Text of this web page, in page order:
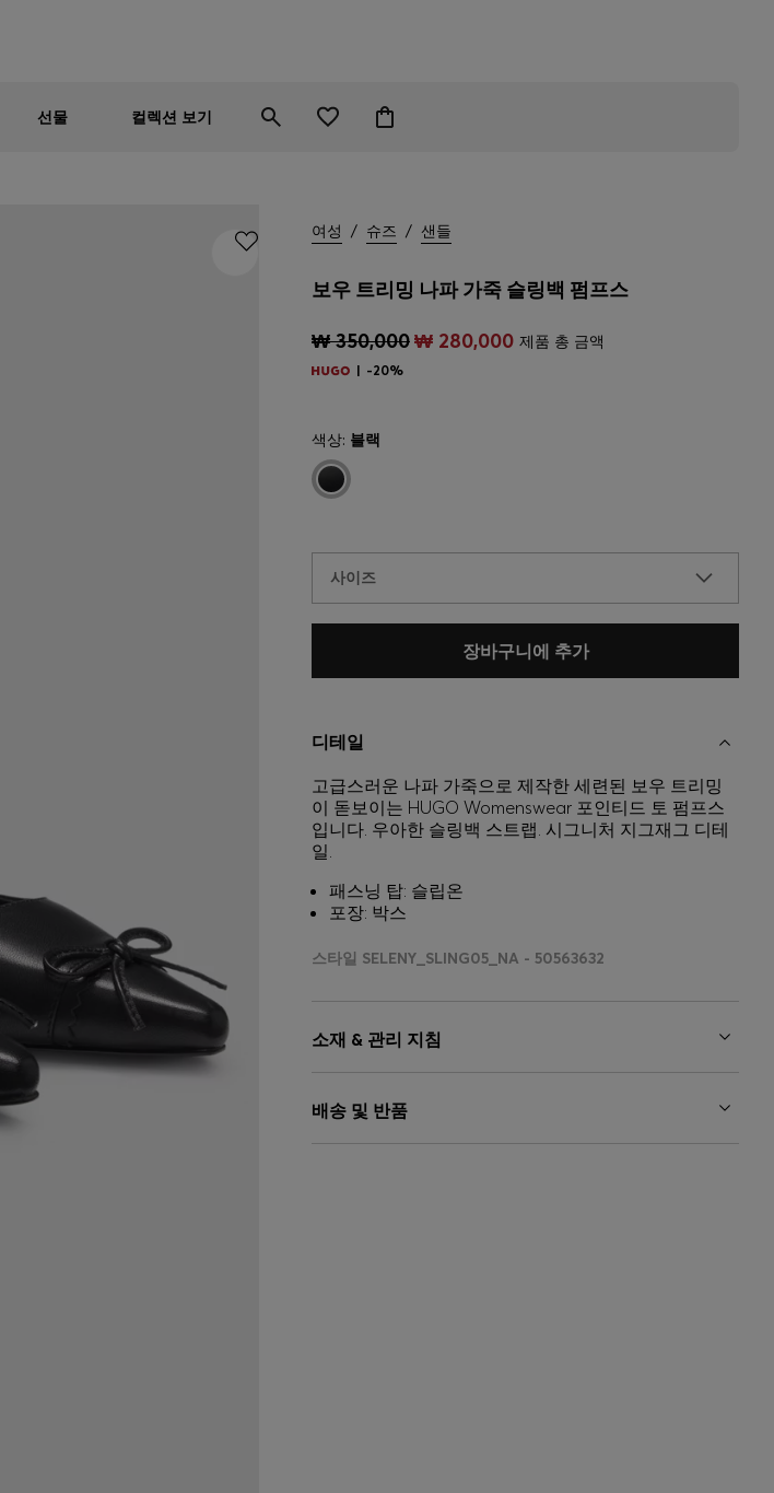
선물 컬렉션 보기
여성 / 슈즈 / 샌들
보우 트리밍 나파 가죽 슬링백 펌프스
₩ 350,000₩ 280,000 제품 총 금액
-20%
색상: 블랙
사이즈
장바구니에 추가
디테일
고급스러운 나파 가죽으로 제작한 세련된 보우 트리밍
이 돋보이는 HUGO Womenswear 포인티드 토 펌프스
입니다. 우아한 슬링백 스트랩. 시그니처 지그재그 디테
일.
패스닝 탑: 슬립온
포장: 박스
스타일 SELENY_SLING05_NA - 50563632
소재 & 관리 지침
배송 및 반품